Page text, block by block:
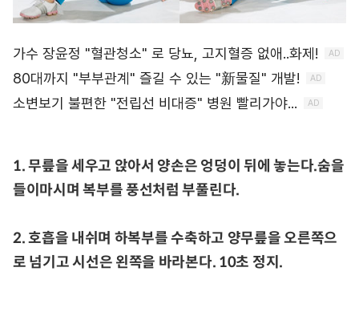
1. 무릎을 세우고 앉아서 양손은 엉덩이 뒤에 놓는다.숨을
들이마시며 복부를 풍선처럼 부풀린다.
2. 호흡을 내쉬며 하복부를 수축하고 양무릎을 오른쪽으
로 넘기고 시선은 왼쪽을 바라본다. 10초 정지.